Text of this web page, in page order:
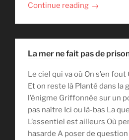
Continue reading →
La mer ne fait pas de
Le ciel qui va où On s’en fout
Et on reste là Planté dans la
l’énigme Griffonnée sur un
pas naître Ici ou là-bas La
L’essentiel est ailleurs Où
hasarde A poser de question